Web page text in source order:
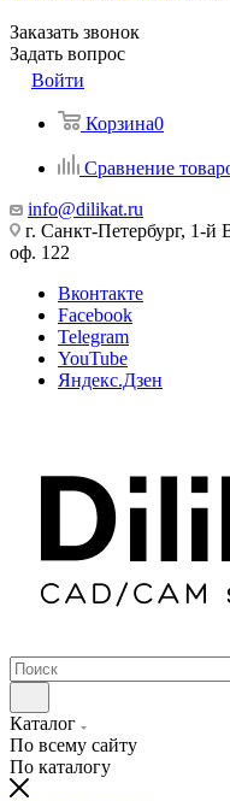
Заказать звонок
Задать вопрос
Войти
Корзина0
Сравнение
info@dilikat.ru
г. Санкт-Петербург, 1-й
оф. 122
Вконтакте
Facebook
Telegram
YouTube
Яндекс.Дзен
Каталог
По всему сайту
По каталогу